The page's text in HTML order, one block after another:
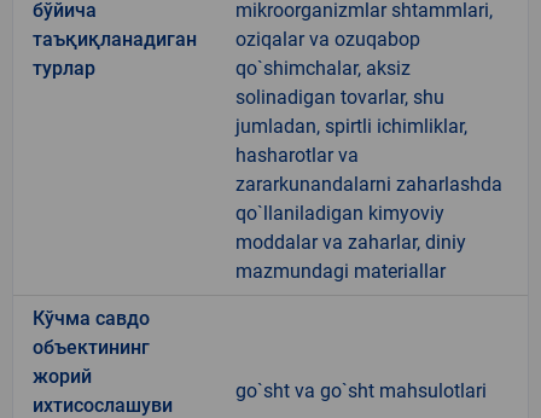
бўйича
таъқиқланадиган
турлар
mikroorganizmlar shtammlari,
oziqalar va ozuqabop
qo`shimchalar, aksiz
solinadigan tovarlar, shu
jumladan, spirtli ichimliklar,
hasharotlar va
zararkunandalarni zaharlashda
qo`llaniladigan kimyoviy
moddalar va zaharlar, diniy
mazmundagi materiallar
Кўчма савдо
объектининг
жорий
ихтисослашуви
go`sht va go`sht mahsulotlari